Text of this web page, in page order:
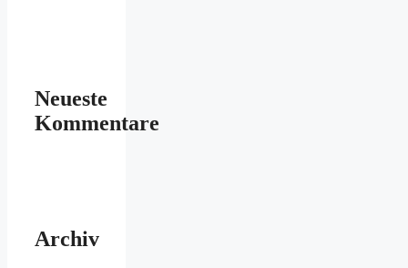
Neueste
Kommentare
Archiv